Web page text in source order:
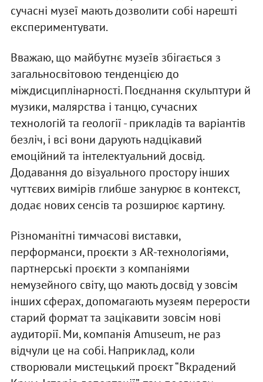
сучасні музеї мають дозволити собі нарешті
експериментувати.
Вважаю, що майбутнє музеїв збігається з
загальносвітовою тенденцією до
міждисциплінарності. Поєднання скульптури й
музики, малярства і танцю, сучасних
технологій та геології - прикладів та варіантів
безліч, і всі вони дарують надцікавий
емоційний та інтелектуальний досвід.
Додавання до візуального простору інших
чуттєвих вимірів глибше занурює в контекст,
додає нових сенсів та розширює картину.
Різноманітні тимчасові виставки,
перформанси, проєкти з AR-технологіями,
партнерські проєкти з компаніями
немузейного світу, що мають досвід у зовсім
інших сферах, допомагають музеям перерости
старий формат та зацікавити зовсім нові
аудиторії. Ми, компанія Amuseum, не раз
відчули це на собі. Наприклад, коли
створювали мистецький проєкт “Вкрадений